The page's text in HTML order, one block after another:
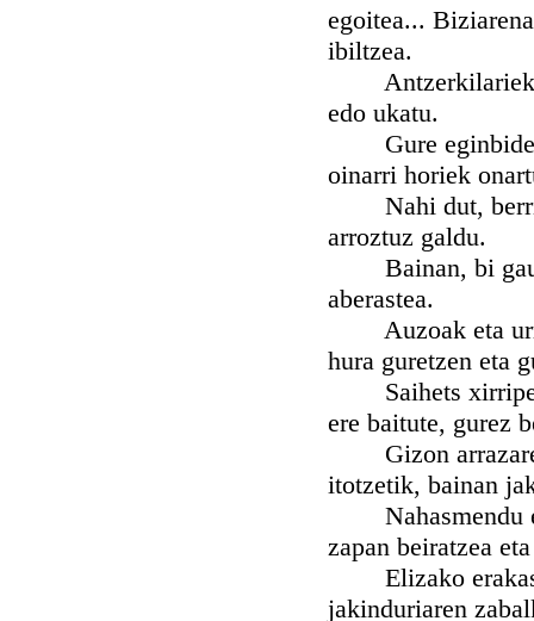
egoitea...
ibiltzea.
Antzerkilariek,
edo ukatu.
Gure
oinarri horiek
Nahi dut, berria
arroztuz galdu.
Bainan, bi
aberastea.
Auzoak eta
hura guretzen eta
Saihets xirripek
ere baitute, gurez
Gizon arrazaren
itotzetik, bainan
Nahasmendu
zapan beiratzea
Elizako
jakinduriaren